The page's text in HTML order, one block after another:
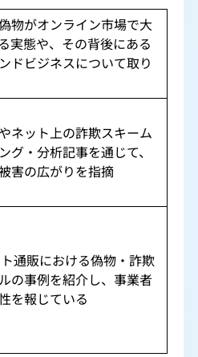
物がオンライン市場で大
実態や、その背後にある
ドビジネスについて取り
ネット上の詐欺スキーム
・分析記事を通じて、
害の広がりを指摘
通販における偽物・詐欺
の事例を紹介し、事業者
を報じている